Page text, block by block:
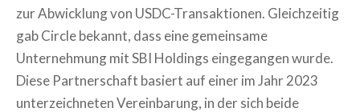
zur Abwicklung von USDC-Transaktionen. Gleichzeitig
gab Circle bekannt, dass eine gemeinsame
Unternehmung mit SBI Holdings eingegangen wurde.
Diese Partnerschaft basiert auf einer im Jahr 2023
unterzeichneten Vereinbarung, in der sich beide